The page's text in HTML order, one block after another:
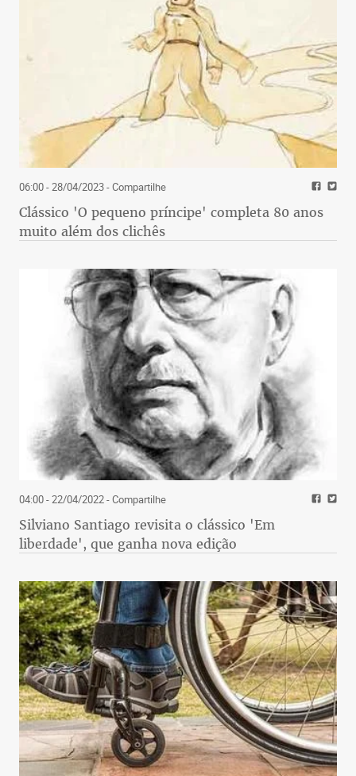
06:00 - 28/04/2023- Compartilhe
Clássico 'O pequeno príncipe' completa 80 anos
muito além dos clichês
04:00 - 22/04/2022- Compartilhe
Silviano Santiago revisita o clássico 'Em
liberdade', que ganha nova edição